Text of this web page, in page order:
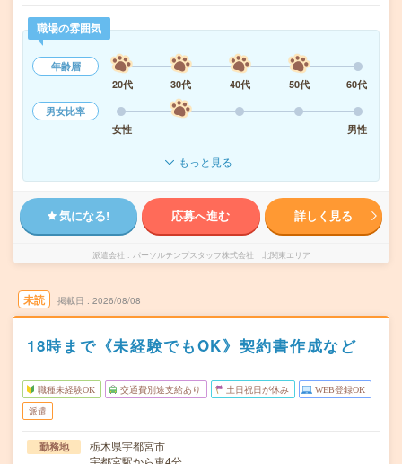
職場の雰囲気
年齢層
20代
30代 40代 50代
60代
男女比率
女性
男性
もっと見る
気になる! 応募へ進む 詳しく見る
派遣会社 パーソルテンプスタッフ株式会社 北関東エリア
未読 掲載日 2026/08/08
18時まで《未経験でもOK》契約書作成など
職種未経験OK 交通費別途支給あり 土日祝日が休み WEB登録OK
派遣
勤務地
栃木県宇都宮市
宇都宮駅から車4分